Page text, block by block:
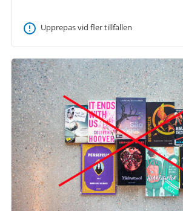
Upprepas vid fler tillfällen